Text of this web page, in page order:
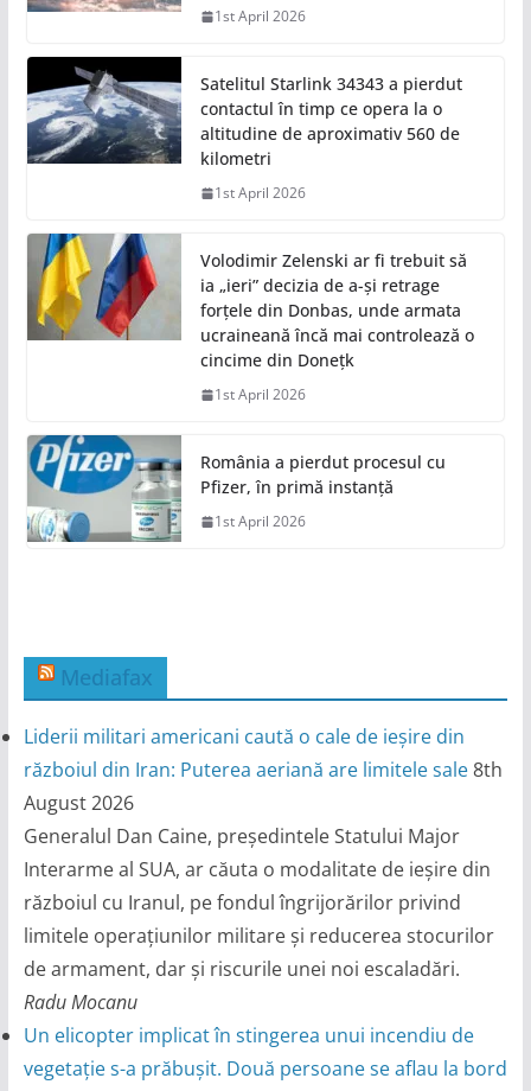
1st April 2026
Satelitul Starlink 34343 a pierdut
contactul în timp ce opera la o
altitudine de aproximativ 560 de
kilometri
1st April 2026
Volodimir Zelenski ar fi trebuit să
ia „ieri” decizia de a-și retrage
forțele din Donbas, unde armata
ucraineană încă mai controlează o
cincime din Donețk
1st April 2026
România a pierdut procesul cu
Pfizer, în primă instanță
1st April 2026
Mediafax
Liderii militari americani caută o cale de ieșire din
războiul din Iran: Puterea aeriană are limitele sale8th
August 2026
Generalul Dan Caine, președintele Statului Major
Interarme al SUA, ar căuta o modalitate de ieșire din
războiul cu Iranul, pe fondul îngrijorărilor privind
limitele operațiunilor militare și reducerea stocurilor
de armament, dar și riscurile unei noi escaladări.
Radu Mocanu
Un elicopter implicat în stingerea unui incendiu de
vegetație s-a prăbușit. Două persoane se aflau la bord